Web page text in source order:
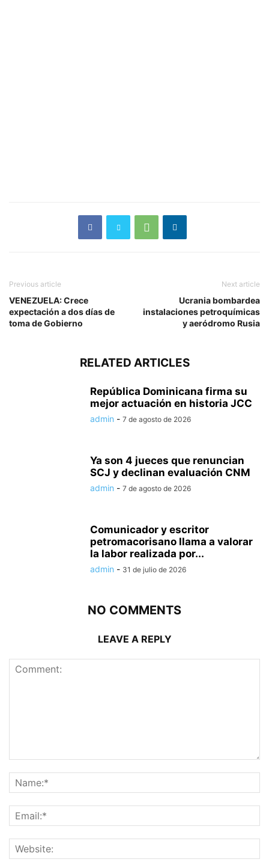
Previous article
VENEZUELA: Crece
expectación a dos días de
toma de Gobierno
Next article
Ucrania bombardea
instalaciones petroquímicas
y aeródromo Rusia
RELATED ARTICLES
República Dominicana firma su
mejor actuación en historia JCC
admin - 7 de agosto de 2026
Ya son 4 jueces que renuncian
SCJ y declinan evaluación CNM
admin - 7 de agosto de 2026
Comunicador y escritor
petromacorisano llama a valorar
la labor realizada por...
admin - 31 de julio de 2026
NO COMMENTS
LEAVE A REPLY